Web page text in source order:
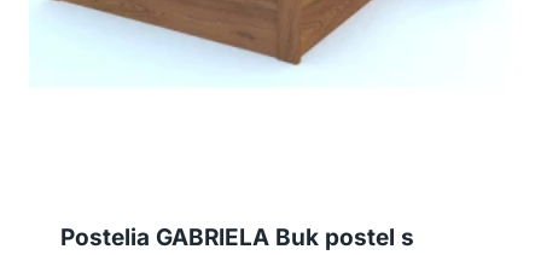
Postelia GABRIELA Buk postel s